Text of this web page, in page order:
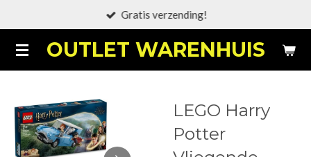
naar
de
OUTLET WARENHUIS
Gratis verzending!
LEGO Harry
Potter